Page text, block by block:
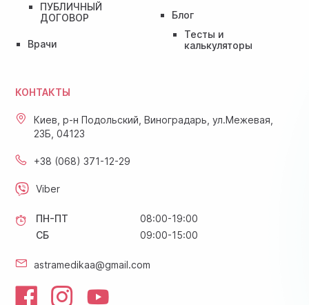
ПУБЛИЧНЫЙ
ДОГОВОР
Врачи
Блог
Тесты и
калькуляторы
КОНТАКТЫ
Киев, р-н Подольский, Виноградарь, ул.Межевая,
23Б, 04123
+38 (068) 371-12-29
Viber
ПН-ПТ
08:00-19:00
СБ
09:00-15:00
astramedikaa@gmail.com